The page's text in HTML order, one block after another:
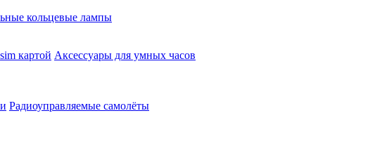
кольцевые лампы
картой Аксессуары для умных часов
Радиоуправляемые самолёты